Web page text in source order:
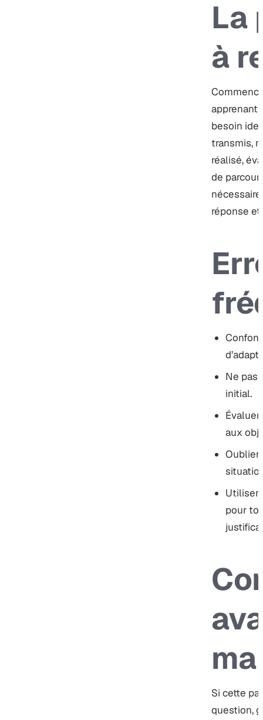
La
à
apprenant
besoin
transmis,
réalisé,
de
réponse et
Ne pas
initial.
Évaluer
aux
Oublier
Utiliser
pour
Si cette
question,